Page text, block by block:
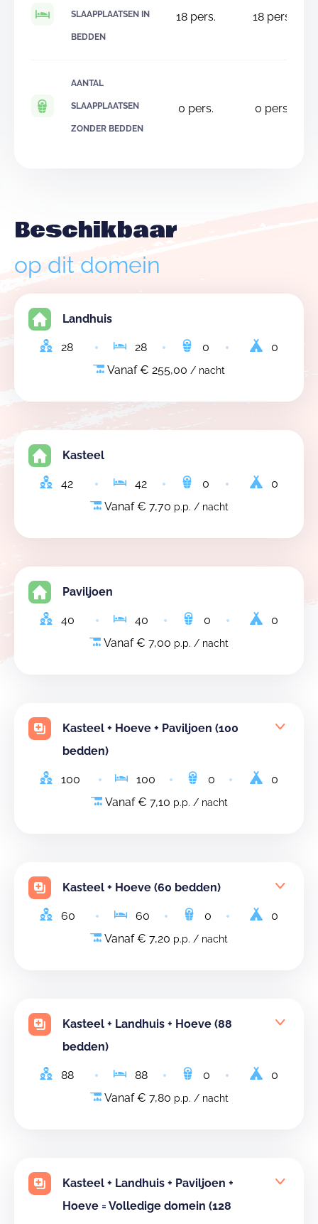
SLAAPPLAATSEN IN
BEDDEN
18pers. 18 pers.
AANTAL
SLAAPPLAATSEN
ZONDER BEDDEN
0 pers. 0 pers.
Beschikbaar
op dit domein
Landhuis
28 28 0
0
Vanaf € 255,00 / nacht
Kasteel
42 42 0
0
Vanaf € 7,70 p.p. / nacht
Paviljoen
40 40 0
0
Vanaf € 7,00 p.p. / nacht
Kasteel + Hoeve + Paviljoen (100
bedden)
100 100 0
0
Vanaf € 7,10 p.p. / nacht
Kasteel + Hoeve (60 bedden)
60 60 0
0
Vanaf € 7,20 p.p. / nacht
Kasteel + Landhuis + Hoeve (88
bedden)
88 88 0
0
Vanaf € 7,80 p.p. / nacht
Kasteel + Landhuis + Paviljoen +
Hoeve = Volledige domein (128